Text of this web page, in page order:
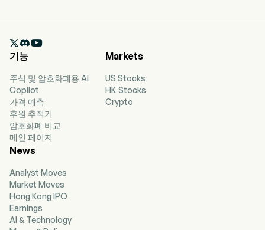

기능
주식 및 암호화폐용 AI
Copilot
가격 예측
후원 추적기
암호화폐 비교
메인 페이지
Markets
US Stocks
HK Stocks
Crypto
News
Analyst Moves
Market Moves
Hong Kong IPO
Earnings
AI & Technology